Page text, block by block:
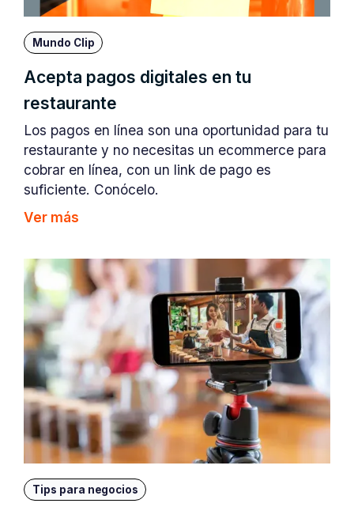
Mundo Clip
Acepta pagos digitales en tu
restaurante
Los pagos en línea son una oportunidad para tu
restaurante y no necesitas un ecommerce para
cobrar en línea, con un link de pago es
suficiente. Conócelo.
Ver más
Tips para negocios